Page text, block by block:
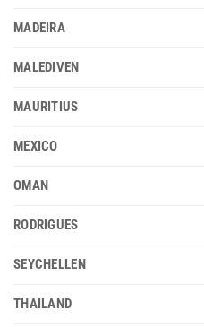
MADEIRA
MALEDIVEN
MAURITIUS
MEXICO
OMAN
RODRIGUES
SEYCHELLEN
THAILAND